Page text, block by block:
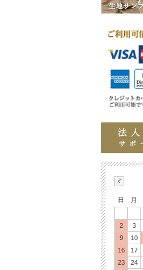
日 月
2
3
9
10
16
17
23
24